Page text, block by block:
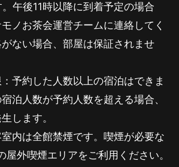
午後11時以降に到着予定の場合
ノお茶会運営チームに連絡してく
ない場合、部屋は保証されませ
予約した人数以上の宿泊はできま
泊人数が予約人数を超える場合、
します。
内は全館禁煙です。喫煙が必要な
屋外喫煙エリアをご利用ください。